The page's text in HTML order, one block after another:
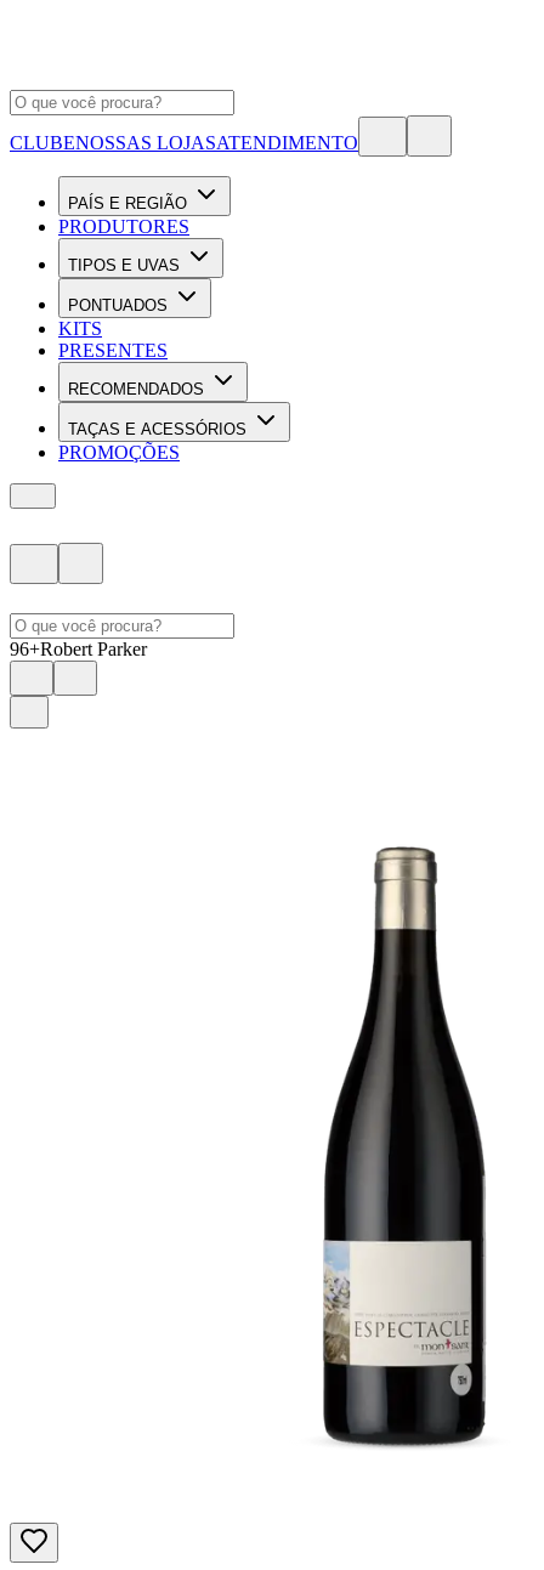
CLUBENOSSAS LOJASATENDIMENTO
PAÍS E REGIÃO
PRODUTORES
TIPOS E UVAS
PONTUADOS
KITS
PRESENTES
RECOMENDADOS
TAÇAS E ACESSÓRIOS
PROMOÇÕES
96+Robert Parker